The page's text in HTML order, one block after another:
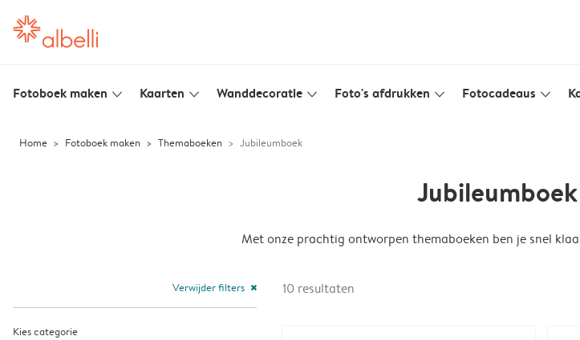
Fotoboek maken slim_arrow_down Kaarten slim_arrow_down Wanddecoratie slim_arrow_down Foto's afdrukken slim_arrow_down Fotocadeaus slim_arrow_down
Home Fotoboek maken Themaboeken Jubileumboek
Met onze prachtig ontworpen themaboeken ben je snel
Kies categorie
Verwijder filters close 10 resultaten